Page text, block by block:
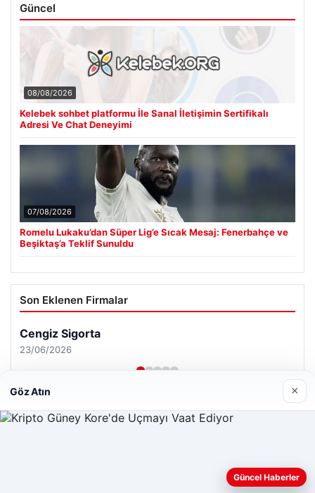
Güncel
08/08/2026
Kelebek sohbet platformu İle Sanal İletişimin Sertifikalı
Adresi Ve Chat Deneyimi
07/08/2026
Romelu Lukaku’dan Süper Lig’e Sıcak Mesaj: Fenerbahçe ve
Beşiktaş’a Teklif Sunuldu
Son Eklenen Firmalar
Web sitemizi nasıl kullandığınızı daha iyi anlayabilmek,
deneyiminizi kişiselleştirmek ve geliştirmek amacıyla çerezler
Göz Atın ×
Güncel Haberler